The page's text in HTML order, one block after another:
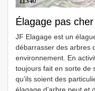
Élagage pas
JF Elagage est un
débarrasser des arbres
environnement. En
toujours fait en sorte de
qu’ils soient des